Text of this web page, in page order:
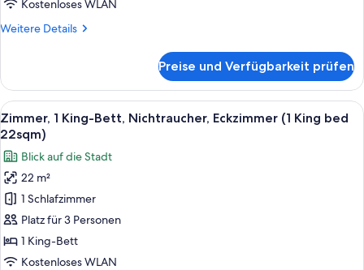
25sqm)
Kostenloses WLAN
Weitere Details
Weitere
1 King-
Bett,
Nichtraucher
(1
Bed
25sqm)
Preise und Verfügbarkeit prüfen
Alle
Fotos
für
Zimmer,
1 King-
Bett,
Nichtraucher,
Eckzimmer
(1
Ein Hotelzimmer mit einem großen
6
Zimmer, 1 King-Bett, Nichtraucher, Eckzimmer (1 King bed
22sqm)
Blick auf die Stadt
22 m²
1 Schlafzimmer
Platz für 3 Personen
1 King-Bett
Kostenloses WLAN